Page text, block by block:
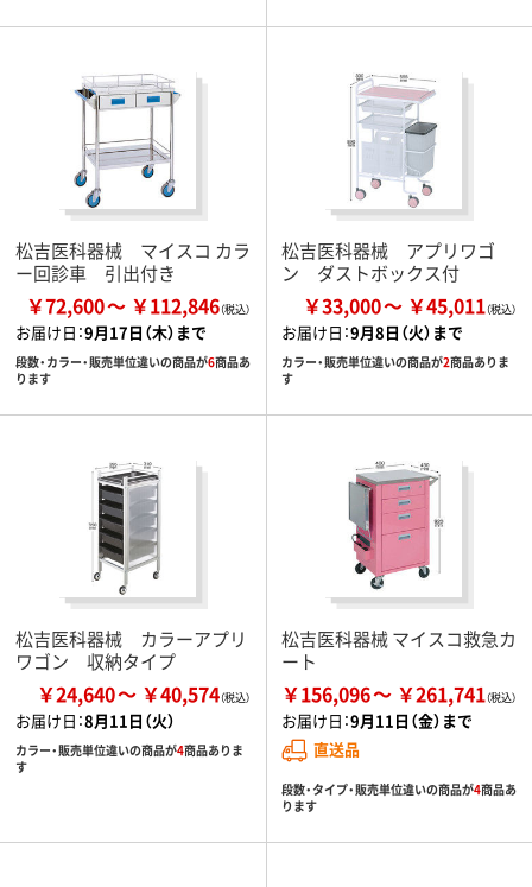
松吉医科器械 マイスコ カラ
ー回診車 引出付き
￥72,600 ￥112,846
お届け日：9月17日（木）まで
段数・カラー・販売単位違いの商品が6商品あ
ります
松吉医科器械 アプリワゴ
ン ダストボックス付
￥33,000 ￥45,011
お届け日：9月8日（火）まで
カラー・販売単位違いの商品が2商品ありま
す
松吉医科器械 カラーアプリ
ワゴン 収納タイプ
￥24,640 ￥40,574
お届け日：8月11日（火）
カラー・販売単位違いの商品が4商品ありま
す
松吉医科器械 マイスコ救急カ
ート
￥156,096 ￥261,741
お届け日：9月11日（金）まで
直送品
段数・タイプ・販売単位違いの商品が4商品あ
ります